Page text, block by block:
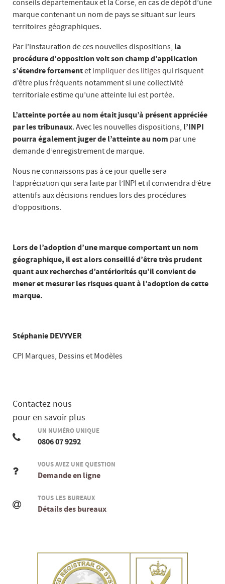
conseils départementaux et la Corse, en cas de dépôt d’une
marque contenant un nom de pays se situant sur leurs
territoires géographiques.
Par l’instauration de ces nouvelles dispositions, la
procédure d’opposition voit son champ d’application
s’étendre fortementet impliquer des litigesqui risquent
d’être plus fréquents notamment si une collectivité
territoriale estime qu’une atteinte lui est portée.
L’atteinte portée au nom était jusqu’à présent appréciée
par les tribunaux. Avec les nouvelles dispositions, l’INPI
pourra également juger de l’atteinte au nom par une
demande d’enregistrement de marque.
Nous ne connaissons pas à ce jour quelle sera
l’appréciation qui sera faite par l’INPI et il conviendra d’être
attentifs aux décisions rendues lors des procédures
d’oppositions.
Lors de l’adoption d’une marque comportant un nom
géographique, il est alors conseillé d’être très prudent
quant aux recherches d’antériorités qu’il convient de
mener et mesurer les risques quant à l’adoption de cette
marque.
Stéphanie DEVYVER
CPI Marques, Dessins et Modèles
Contactez nous
pour en savoir plus
UN NUMÉRO UNIQUE
0806 07 9292
VOUS AVEZ UNE QUESTION
Demande en ligne
TOUS LES BUREAUX
Détails des bureaux